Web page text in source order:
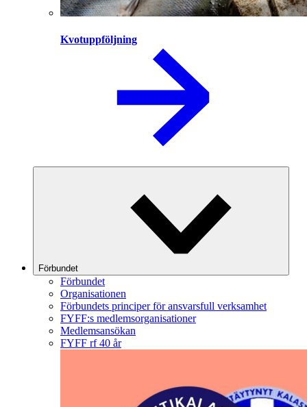
Kvotuppföljning
Förbundet
Förbundet
Organisationen
Förbundets principer för ansvarsfull verksamhet
FYFF:s medlemsorganisationer
Medlemsansökan
FYFF rf 40 år